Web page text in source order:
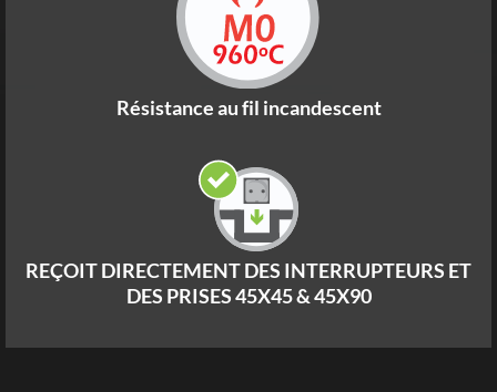
Résistance au fil incandescent
REÇOIT DIRECTEMENT DES INTERRUPTEURS ET
DES PRISES 45X45 & 45X90